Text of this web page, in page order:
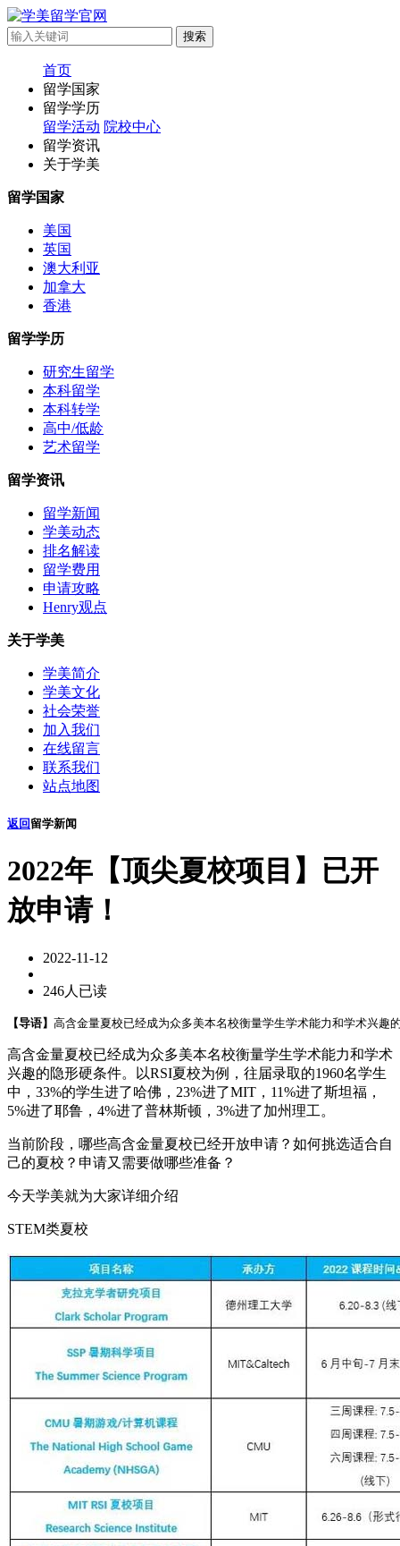
首页
留学国家
留学学历
留学活动 院校中心
留学资讯
关于学美
留学国家
美国
英国
澳大利亚
加拿大
香港
留学学历
研究生留学
本科留学
本科转学
高中/低龄
艺术留学
留学资讯
留学新闻
学美动态
排名解读
留学费用
申请攻略
Henry观点
关于学美
学美简介
学美文化
社会荣誉
加入我们
在线留言
联系我们
站点地图
返回 留学新闻
2022年【顶尖夏校项目】已开
放申请！
2022-11-12
246人已读
【导语】 高含金量夏校已经成为众多美本名校衡量学生学术能力和学术兴
高含金量夏校已经成为众多美本名校衡量学生学术能力和学术
兴趣的隐形硬条件。以RSI夏校为例，往届录取的1960名学生
中，33%的学生进了哈佛，23%进了MIT，11%进了斯坦福，
5%进了耶鲁，4%进了普林斯顿，3%进了加州理工。
当前阶段，哪些高含金量夏校已经开放申请？如何挑选适合自
己的夏校？申请又需要做哪些准备？
今天学美就为大家详细介绍
STEM类夏校